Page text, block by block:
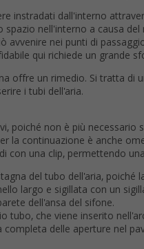
instradati dall'interno
spazio nell'interno a causa
avvenire nei punti di
qui richiede un grande
offre un rimedio. Si tratta di
i tubi dell'aria.
poiché non è più necessario
la continuazione è anche
con una clip, permettendo
del tubo dell'aria, poiché
largo e sigillata con un
dell'ansa del sifone.
tubo, che viene inserito
completa delle aperture nel